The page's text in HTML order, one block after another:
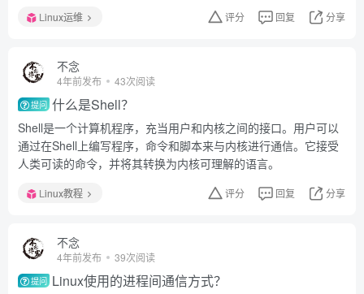
Linux运维 评分 回复 分享
不念
4年前发布 43次阅读
提问 什么是Shell？
Shell是一个计算机程序，充当用户和内核之间的接口。用户可以
通过在Shell上编写程序，命令和脚本来与内核进行通信。它接受
人类可读的命令，并将其转换为内核可理解的语言。
Linux教程 评分 回复 分享
不念
4年前发布 39次阅读
提问 Linux使用的进程间通信方式？